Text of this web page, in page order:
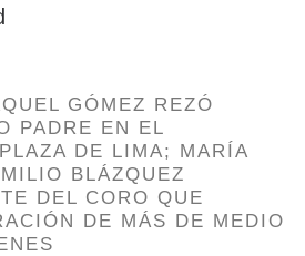
GÓMEZ REZÓ
PADRE EN EL
DE LIMA; MARÍA
BLÁZQUEZ
DEL CORO QUE
DE MÁS DE MEDIO